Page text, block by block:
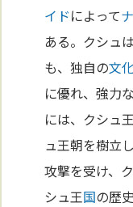
イドによって
ある。クシュは
も、独自の文化
に優れ、強力
には、クシュ
ュ王朝を樹立
攻撃を受け、
シュ王国の歴